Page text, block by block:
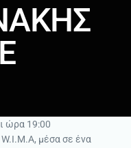
ώρα 19:00
μέσα σε ένα